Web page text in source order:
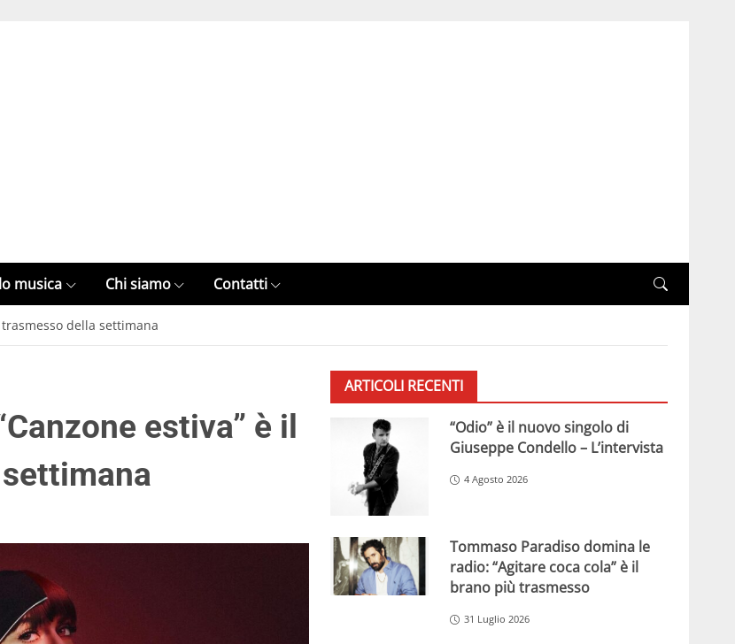
musica Chi siamo Contatti
della settimana
estiva” è il
ARTICOLI RECENTI
“Odio” è il nuovo singolo di
Giuseppe Condello – L’intervista
4 Agosto 2026
Tommaso Paradiso domina le
radio: “Agitare coca cola” è il
brano più trasmesso
31 Luglio 2026